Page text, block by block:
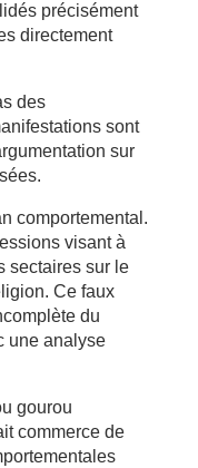
précisément
directement
des
sont
sur
comportemental.
visant à
sectaires sur le
Ce faux
du
une analyse
gourou
commerce de